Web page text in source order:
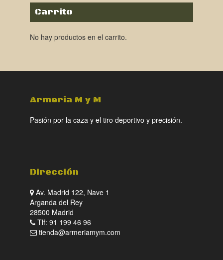
Carrito
No hay productos en el carrito.
Armeria M y M
Pasión por la caza y el tiro deportivo y precisión.
Dirección
Av. Madrid 122, Nave 1
Arganda del Rey
28500 Madrid
Tlf: 91 199 46 96
tienda@armeriamym.com